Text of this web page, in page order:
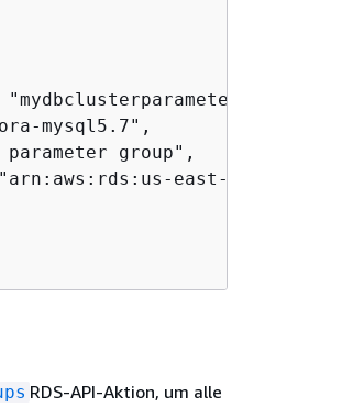
mysql5.7",
group",
east-
RDS-API-Aktion, um alle